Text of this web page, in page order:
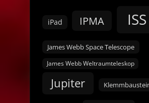
iPad IPMA ISS
James Webb Space Telescope
James Webb Weltraumteleskop
Jupiter